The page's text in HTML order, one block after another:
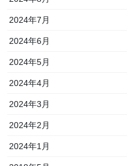
2024年7月
2024年6月
2024年5月
2024年4月
2024年3月
2024年2月
2024年1月